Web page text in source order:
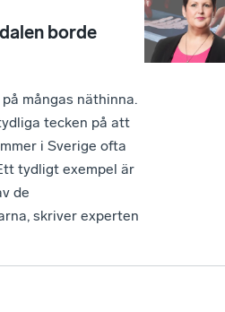
borde
mångas näthinna.
tecken på att
i Sverige ofta
tydligt exempel är
de
skriver experten